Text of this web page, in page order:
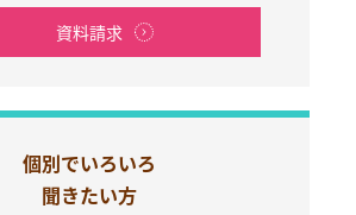
資料請求
個別でいろいろ
聞きたい方